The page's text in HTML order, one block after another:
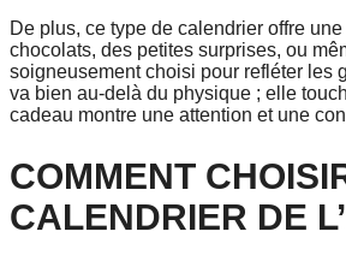
De plus, ce type de calendrier offre
chocolats, des petites surprises, ou
soigneusement choisi pour refléter les
va bien au-delà du physique ; elle
cadeau montre une attention et une
COMMENT
CALENDRIER DE